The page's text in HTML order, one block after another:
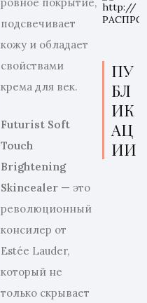
подсвечивает
кожу и обладает
свойствами
крема для век.
Futurist Soft
Touch
Brightening
Skincealer — это
революционный
консилер от
Estée Lauder,
который не
только скрывает
ПУ
БЛ
ИК
АЦ
ИИ